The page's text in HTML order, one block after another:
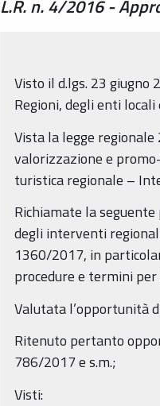
L.R. n. 4/2016 -
Visto il d.lgs. 23 giugno
Regioni, degli enti
Vista la legge
valorizzazione e
turistica regionale –
Richiamate la
degli interventi
1360/2017, in
procedure e termini
Valutata l’opportunità
Ritenuto pertanto
786/2017 e s.m.;
Visti: